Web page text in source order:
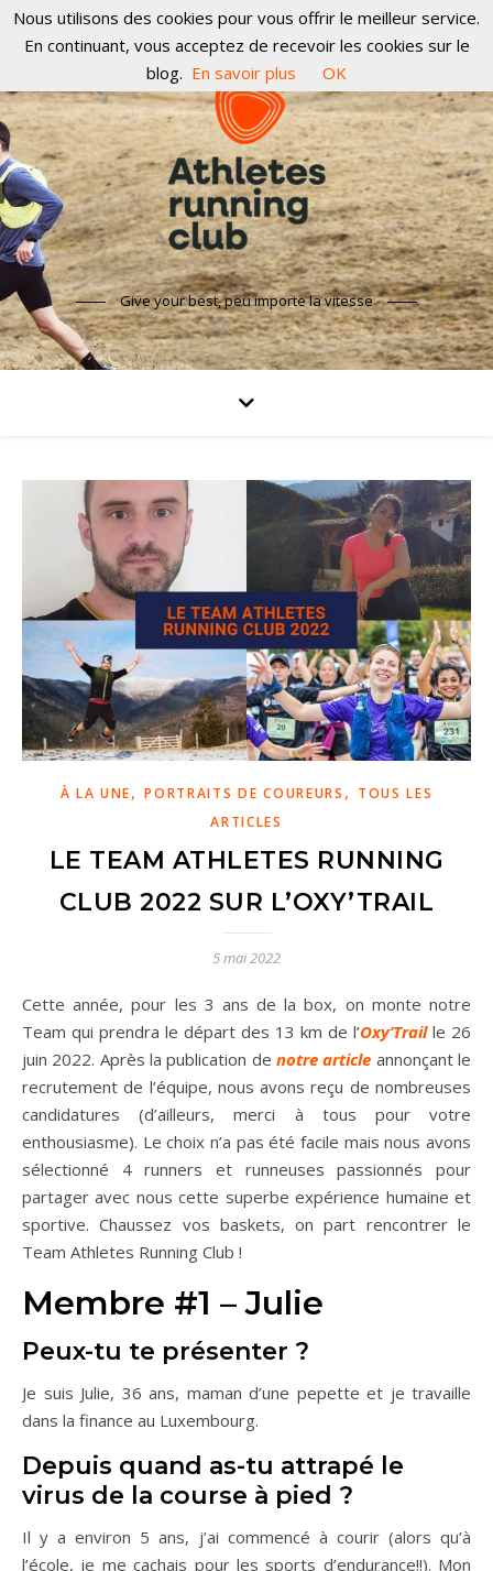
Give your best, peu importe la vitesse
À LA UNE,PORTRAITS DE COUREURS , TOUS LES
ARTICLES
LE TEAM ATHLETES RUNNING
CLUB 2022 SUR L’OXY’TRAIL
5 mai 2022
Cette année, pour les 3 ans de la box, on monte notre
Team qui prendra le départ des 13 km de l’Oxy’Trail le 26
juin 2022. Après la publication de notre article annonçant le
recrutement de l’équipe, nous avons reçu de nombreuses
candidatures (d’ailleurs, merci à tous pour votre
enthousiasme). Le choix n’a pas été facile mais nous avons
sélectionné 4 runners et runneuses passionnés pour
partager avec nous cette superbe expérience humaine et
sportive. Chaussez vos baskets, on part rencontrer le
Team Athletes Running Club !
Membre #1 – Julie
Peux-tu te présenter ?
Je suis Julie, 36 ans, maman d’une pepette et je travaille
dans la finance au Luxembourg.
Depuis quand as-tu attrapé le
virus de la course à pied ?
Il y a environ 5 ans, j’ai commencé à courir (alors qu’à
l’école, je me cachais pour les sports d’endurance!!). Mon
Nous utilisons des cookies pour vous offrir le meilleur service.
En continuant, vous acceptez de recevoir les cookies sur le
blog. En savoir plus OK